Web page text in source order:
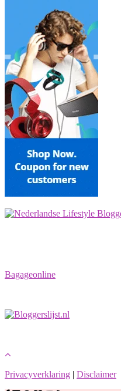
Bagageonline
Privacyverklaring | Disclaimer